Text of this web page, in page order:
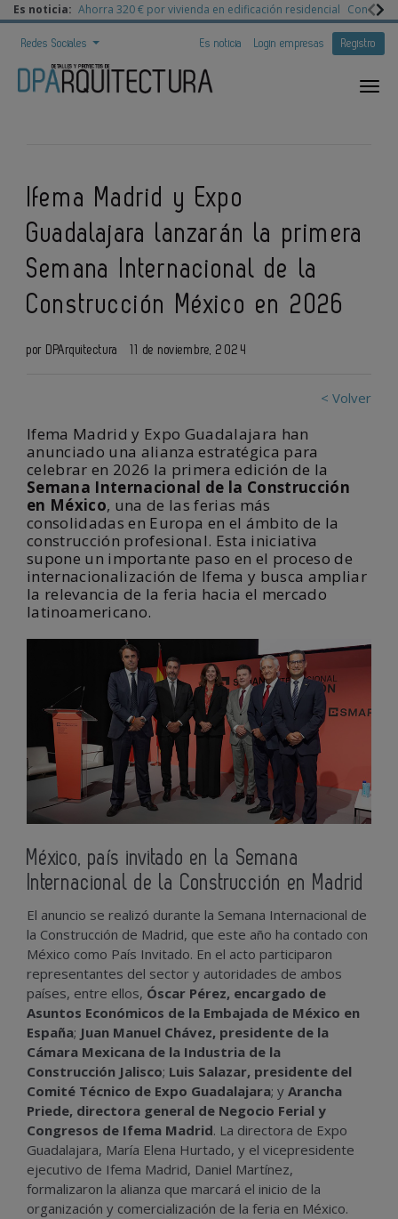
Es noticia: Ahorra 320 € por vivienda en edificación residencial
Redes Sociales Es noticia Login empresas Registro
Ifema Madrid y Expo
Guadalajara lanzarán la primera
Semana Internacional de la
Construcción México en 2026
por DPArquitectura 11 de noviembre, 2024
< Volver
Ifema Madrid y Expo Guadalajara han
anunciado una alianza estratégica para
celebrar en 2026 la primera edición de la
Semana Internacional de la Construcción
en México, una de las ferias más
consolidadas en Europa en el ámbito de la
construcción profesional. Esta iniciativa
supone un importante paso en el proceso de
internacionalización de Ifema y busca ampliar
la relevancia de la feria hacia el mercado
latinoamericano.
México, país invitado en la Semana
Internacional de la Construcción en Madrid
El anuncio se realizó durante la Semana Internacional de
la Construcción de Madrid, que este año ha contado con
México como País Invitado. En el acto participaron
representantes del sector y autoridades de ambos
países, entre ellos, Óscar Pérez, encargado de
Asuntos Económicos de la Embajada de México en
España; Juan Manuel Chávez, presidente de la
Cámara Mexicana de la Industria de la
Construcción Jalisco; Luis Salazar, presidente del
Comité Técnico de Expo Guadalajara; y Arancha
Priede, directora general de Negocio Ferial y
Congresos de Ifema Madrid. La directora de Expo
Guadalajara, María Elena Hurtado, y el vicepresidente
ejecutivo de Ifema Madrid, Daniel Martínez,
formalizaron la alianza que marcará el inicio de la
organización y comercialización de la feria en México.